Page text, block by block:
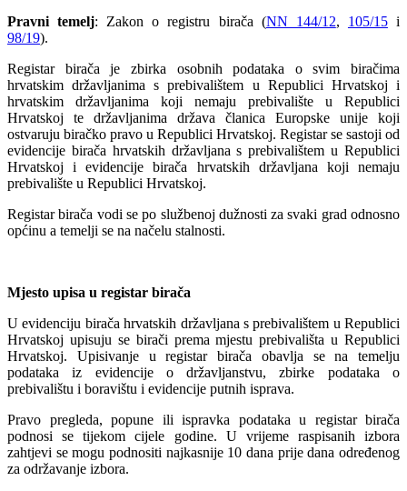
Pravni temelj: Zakon o registru birača (NN 144/12, 105/15i
98/19).
Registar birača je zbirka osobnih podataka o svim biračima
hrvatskim državljanima s prebivalištem u Republici Hrvatskoj i
hrvatskim državljanima koji nemaju prebivalište u Republici
Hrvatskoj te državljanima država članica Europske unije koji
ostvaruju biračko pravo u Republici Hrvatskoj. Registar se sastoji od
evidencije birača hrvatskih državljana s prebivalištem u Republici
Hrvatskoj i evidencije birača hrvatskih državljana koji nemaju
prebivalište u Republici Hrvatskoj.
Registar birača vodi se po službenoj dužnosti za svaki grad odnosno
općinu a temelji se na načelu stalnosti.
Mjesto upisa u registar birača
U evidenciju birača hrvatskih državljana s prebivalištem u Republici
Hrvatskoj upisuju se birači prema mjestu prebivališta u Republici
Hrvatskoj. Upisivanje u registar birača obavlja se na temelju
podataka iz evidencije o državljanstvu, zbirke podataka o
prebivalištu i boravištu i evidencije putnih isprava.
Pravo pregleda, popune ili ispravka podataka u registar birača
podnosi se tijekom cijele godine. U vrijeme raspisanih izbora
zahtjevi se mogu podnositi najkasnije 10 dana prije dana određenog
za održavanje izbora.